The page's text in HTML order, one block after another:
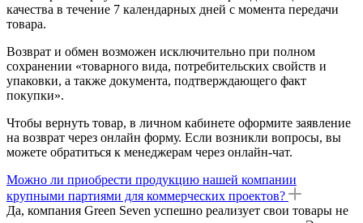
качества в течение 7 календарных дней с момента передачи
товара.
Возврат и обмен возможен исключительно при полном
сохранении «товарного вида, потребительских свойств и
упаковки, а также документа, подтверждающего факт
покупки».
Чтобы вернуть товар, в личном кабинете оформите заявление
на возврат через онлайн форму. Если возникли вопросы, вы
можете обратиться к менеджерам через онлайн-чат.
Можно ли приобрести продукцию нашей компании
крупными партиями для коммерческих проектов?
Да, компания Green Seven успешно реализует свои товары не